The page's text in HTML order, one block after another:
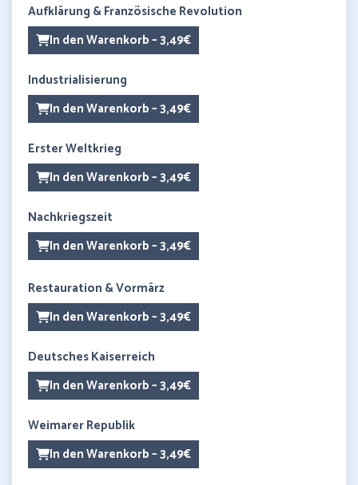
Aufklärung & Französische Revolution
In den Warenkorb – 3,49€
Industrialisierung
In den Warenkorb – 3,49€
Erster Weltkrieg
In den Warenkorb – 3,49€
Nachkriegszeit
In den Warenkorb – 3,49€
Restauration & Vormärz
In den Warenkorb – 3,49€
Deutsches Kaiserreich
In den Warenkorb – 3,49€
Weimarer Republik
In den Warenkorb – 3,49€